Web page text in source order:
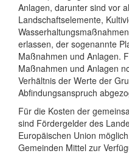
Anlagen, darunter sind vor
Landschaftselemente,
erlassen, der sogenannte
Maßnahmen und Anlagen.
Maßnahmen und Anlagen
Verhältnis der Werte der
Abfindungsanspruch
Für die Kosten der
sind Fördergelder des
Europäischen Union
Gemeinden Mittel zur